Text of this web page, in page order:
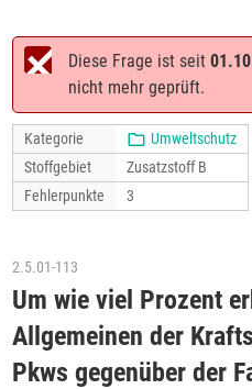
Diese Frage ist seit
nicht mehr geprüft.
Kategorie
Umweltschutz
Stoffgebiet
Zusatzstoff B
Fehlerpunkte
3
2.5.01-113
Um wie viel Prozent
Allgemeinen der
Pkws gegenüber der